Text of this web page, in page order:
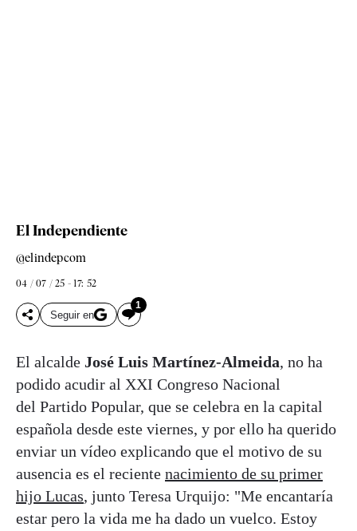
El Independiente
@elindepcom
04 / 07 / 25 - 17: 52
Seguir en
1
El alcalde José Luis Martínez-Almeida, no ha
podido acudir al XXI Congreso Nacional
del Partido Popular, que se celebra en la capital
española desde este viernes, y por ello ha querido
enviar un vídeo explicando que el motivo de su
ausencia es el reciente nacimiento de su primer
hijo Lucas, junto Teresa Urquijo: "Me encantaría
estar pero la vida me ha dado un vuelco. Estoy